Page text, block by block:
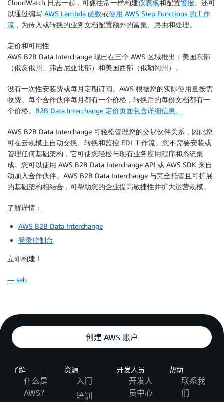
CloudWatch 日志一起，可像往常一样构建仪表板和配置警报。还可
以通过编写 AWS Lambda 函数或使用 AWS Step Functions 的工作
流 ，为传入或转换的业务文档配置额外的富集、路由和处理。
定价和可用性
AWS B2B Data Interchange 现已在三个 AWS 区域推出：美国东部
（俄亥俄州、弗吉尼亚北部）和美国西部（俄勒冈州）。
没有一次性安装费或每月定期订阅。AWS 根据您的实际使用量按需
收费。每个合作伙伴每月都有一个价格，转换后的每份文档都有一
个价格。 B2B Data Interchange 定价页面包含详细信息。
AWS B2B Data Interchange 可轻松管理您的交易伙伴关系，因此您
可在云规模上自动交换、转换和监控 EDI 工作流。您不需要安装或
管理任何基础架构，它可使您轻松与现有业务应用程序和系统集
成。您可以使用 AWS B2B Data Interchange API 或 AWS SDK 来自
动加入合作伙伴。AWS B2B Data Interchange 与完全托管且可扩展
的基础架构相结合，可帮助您的企业提高敏捷性并扩大运营规模。
了解详情：
AWS B2B Data Interchange
登录控制台
立即构建！
— seb
创建 AWS 账户
了解
什么是
AWS？
资源
入门
培训
开发人员
开发人
员中心
帮助
联系我
们